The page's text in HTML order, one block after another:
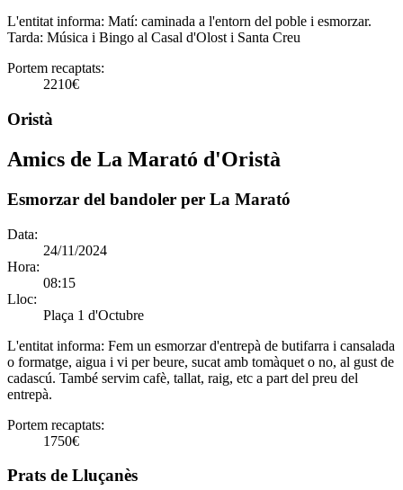
L'entitat informa: Matí: caminada a l'entorn del poble i esmorzar.
Tarda: Música i Bingo al Casal d'Olost i Santa Creu
Portem recaptats:
2210€
Oristà
Amics de La Marató d'Oristà
Esmorzar del bandoler per La Marató
Data:
24/11/2024
Hora:
08:15
Lloc:
Plaça 1 d'Octubre
L'entitat informa: Fem un esmorzar d'entrepà de butifarra i cansalada
o formatge, aigua i vi per beure, sucat amb tomàquet o no, al gust de
cadascú. També servim cafè, tallat, raig, etc a part del preu del
entrepà.
Portem recaptats:
1750€
Prats de Lluçanès